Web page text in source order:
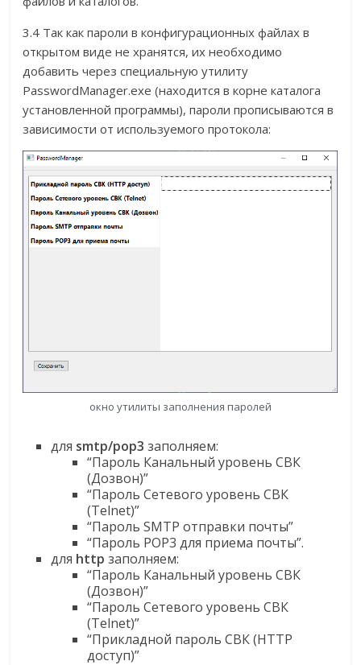
3.4 Так как пароли в конфигурационных файлах в
открытом виде не хранятся, их необходимо
добавить через специальную утилиту
PasswordManager.exe (находится в корне каталога
установленной программы), пароли прописываются в
зависимости от используемого протокола:
окно утилиты заполнения паролей
для smtp/pop3 заполняем:
“Пароль Канальный уровень СВК
(Дозвон)”
“Пароль Сетевого уровень СВК
(Telnet)”
“Пароль SMTP отправки почты”
“Пароль POP3 для приема почты”.
для httpзаполняем:
“Пароль Канальный уровень СВК
(Дозвон)”
“Пароль Сетевого уровень СВК
(Telnet)”
“Прикладной пароль СВК (HTTP
доступ)”